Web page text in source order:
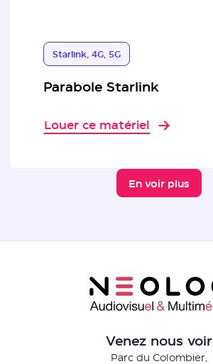
Starlink, 4G, 5G
Parabole Starlink
Louer ce matériel
En voir plus
Venez nous voir
Parc du Colombier,